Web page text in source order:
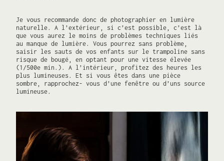
Je vous recommande donc de photographier en lumière
naturelle. A l’extérieur, si c’est possible, c’est là
que vous aurez le moins de problèmes techniques liés
au manque de lumière. Vous pourrez sans problème,
saisir les sauts de vos enfants sur le trampoline sans
risque de bougé, en optant pour une vitesse élevée
(1/500e min.). A l’intérieur, profitez des heures les
plus lumineuses. Et si vous êtes dans une pièce
sombre, rapprochez- vous d’une fenêtre ou d’uns source
lumineuse.